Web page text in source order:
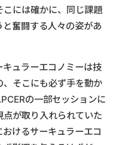
には確かに、同じ課題
奮闘する人々の姿があ
ュラーエコノミーは技
そこにも必ず手を動か
の一部セッションに
が取り入れられていた
けるサーキュラーエコ